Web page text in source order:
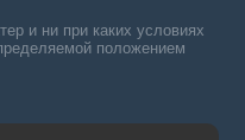
и ни при каких условиях
положением